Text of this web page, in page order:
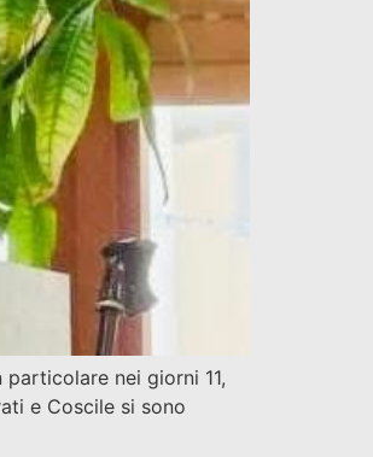
nei giorni 11,
e Coscile si sono